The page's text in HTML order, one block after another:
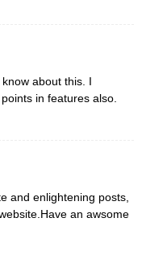
about this. I
in features also.
and enlightening posts,
an awsome